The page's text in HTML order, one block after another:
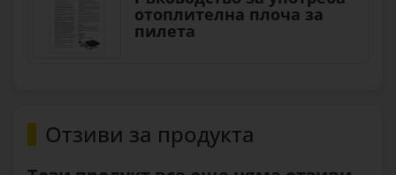
отоплителна плоча за
пилета
Отзиви за продукта